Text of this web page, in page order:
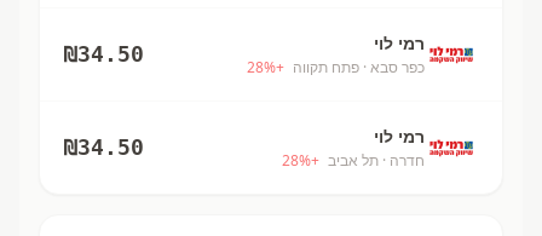
רמי לוי
כפר סבא · פתח תקווה +
28%
₪34.50
רמי לוי
חדרה · תל אביב +
28%
₪34.50